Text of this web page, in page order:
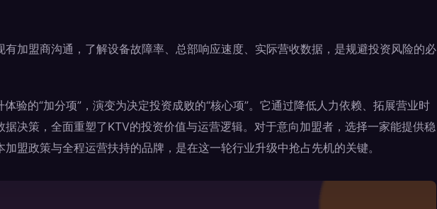
有加盟商沟通，了解设备故障率、总部响应速度、实际营收数据，是规避投资风险的必
验的“加分项”，演变为决定投资成败的“核心项”。它通过降低人力依赖、拓展营业时
据决策，全面重塑了KTV的投资价值与运营逻辑。对于意向加盟者，选择一家能提供稳
盟政策与全程运营扶持的品牌，是在这一轮行业升级中抢占先机的关键。